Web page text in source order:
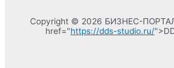
Copyright © 2026 БИЗНЕС-
href="https://dds-studio.ru/